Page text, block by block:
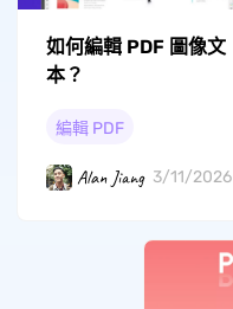
如何編輯 PDF 圖像文
本？
編輯 PDF
Alan Jiang 3/11/2026